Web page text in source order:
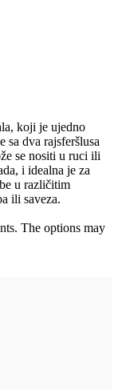
koji je ujedno
sa dva rajsferšlusa
se nositi u ruci ili
i idealna je za
u različitim
ili saveza.
The options may